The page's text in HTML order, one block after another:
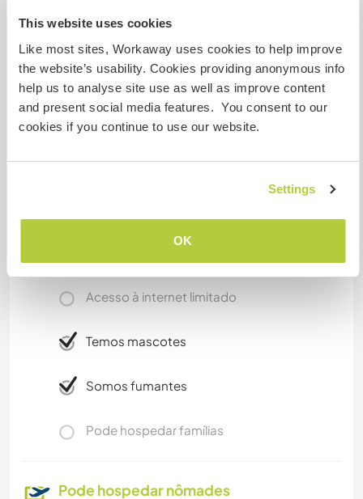
This website uses cookies
Like most sites, Workaway uses cookies to help improve
the website’s usability. Cookies providing anonymous info
help us to analyse site use as well as improve content
and present social media features. You consent to our
cookies if you continue to use our website.
Settings
OK
Algo mais...
There is beautiful nature in walking distance,
green hills, clean rivers.
There is bus and train station and bike rental.
Mais alguns detalhes
Acesso à internet limitado
Temos mascotes
Somos fumantes
Pode hospedar famílias
Pode hospedar nômades